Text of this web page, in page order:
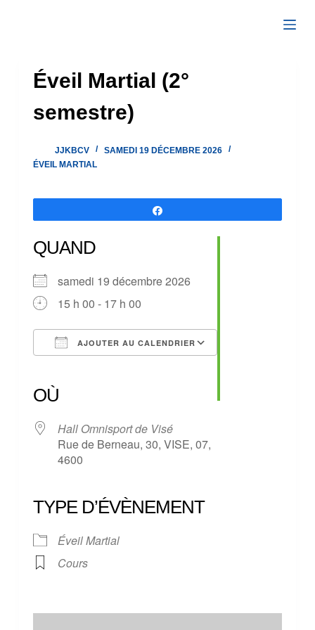
Éveil Martial (2°
semestre)
JJKBCV
SAMEDI 19 DÉCEMBRE 2026
ÉVEIL MARTIAL
QUAND
samedi 19 décembre 2026
15 h 00 - 17 h 00
AJOUTER AU CALENDRIER
OÙ
Hall Omnisport de Visé
Rue de Berneau, 30, VISE, 07,
4600
TYPE D’ÉVÈNEMENT
Éveil Martial
Cours